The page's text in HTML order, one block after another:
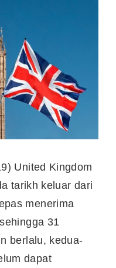
United Kingdom
tarikh keluar dari
menerima
31
berlalu, kedua-
dapat